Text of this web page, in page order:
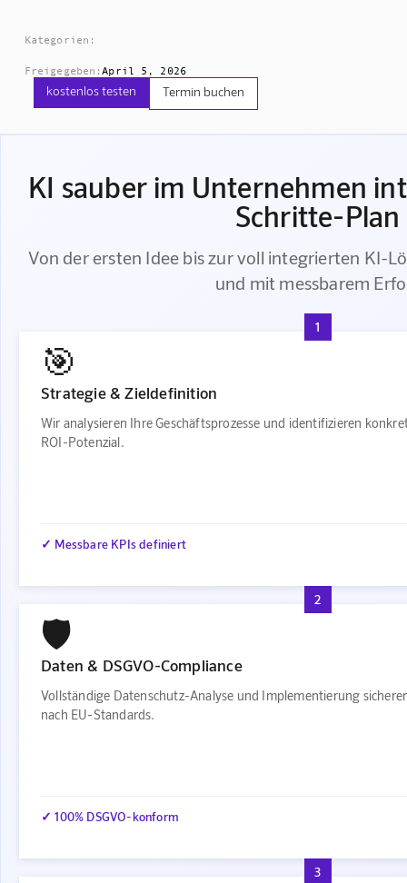
Kategorien:
Freigegeben:April 5, 2026
kostenlos testen Termin buchen
KI sauber im Unternehmen
Schritte-Plan
Von der ersten Idee bis zur voll integrierten KI-
und mit messbarem
1
🎯
Strategie & Zieldefinition
Wir analysieren Ihre Geschäftsprozesse und identifizieren
ROI-Potenzial.
✓ Messbare KPIs definiert
2
🛡️
Daten & DSGVO-Compliance
Vollständige Datenschutz-Analyse und Implementierung
nach EU-Standards.
✓ 100% DSGVO-konform
3